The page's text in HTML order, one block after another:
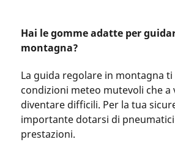
Hai le gomme adatte per
montagna?
La guida regolare in montagna ti
condizioni meteo mutevoli che a
diventare difficili. Per la tua
importante dotarsi di
prestazioni.